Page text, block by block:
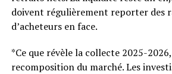
doivent régulièrement reporter des
d’acheteurs en face.
*Ce que révèle la collecte 2025-2026,
recomposition du marché. Les